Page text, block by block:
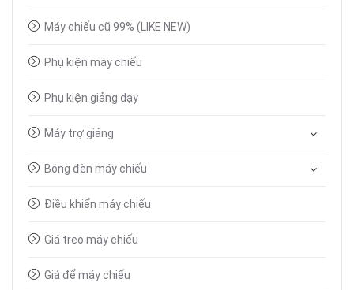
Máy chiếu cũ 99% (LIKE NEW)
Phụ kiện máy chiếu
Phụ kiện giảng dạy
Máy trợ giảng
Bóng đèn máy chiếu
Điều khiển máy chiếu
Giá treo máy chiếu
Giá để máy chiếu